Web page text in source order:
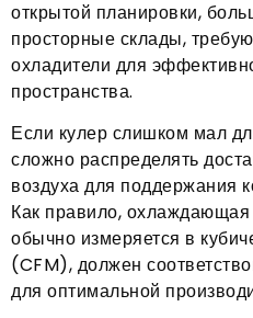
открытой планировки,
просторные склады,
охладители для
пространства.
Если кулер слишком мал
сложно распределять
воздуха для поддержания
Как правило, охлаждающая
обычно измеряется в
(CFM), должен
для оптимальной